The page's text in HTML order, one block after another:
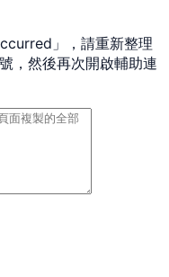
」，請重新整理
，然後再次開啟輔助連